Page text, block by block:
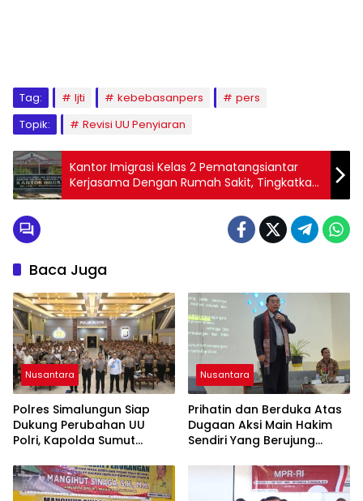
Tag: Ijti kebebasanpers
pers
Topik:
Revisi UU Penyiaran
Kantor Imigrasi Kelas 2 Pematangsiantar
Kerjasama Dengan Rumah Sakit, Tingkatkan
Pelayanan
Baca Juga
Nusantara
Polres Simalungun Siap
Dukung Perubahan UU
Polri, Kapolda Sumut
Penguatan
Profesionalisme dan
Nusantara
Prihatin dan Berduka Atas
Dugaan Aksi Main Hakim
Sendiri Yang Berujung